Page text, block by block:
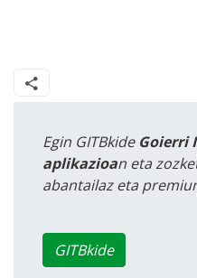
Egin GITBkide Goierri
aplikazioan eta
abantailaz eta
GITBkide